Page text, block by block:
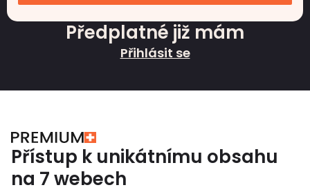
Předplatné již mám
Přihlásit se
Přístup k unikátnímu obsahu
na 7 webech